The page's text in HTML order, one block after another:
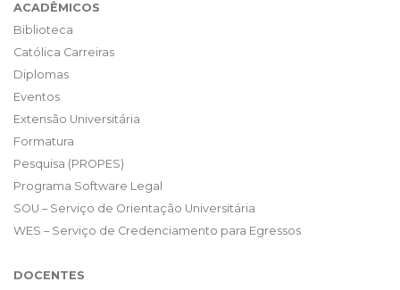
ACADÊMICOS
Biblioteca
Católica Carreiras
Diplomas
Eventos
Extensão Universitária
Formatura
Pesquisa (PROPES)
Programa Software Legal
SOU – Serviço de Orientação Universitária
WES – Serviço de Credenciamento para Egressos
DOCENTES